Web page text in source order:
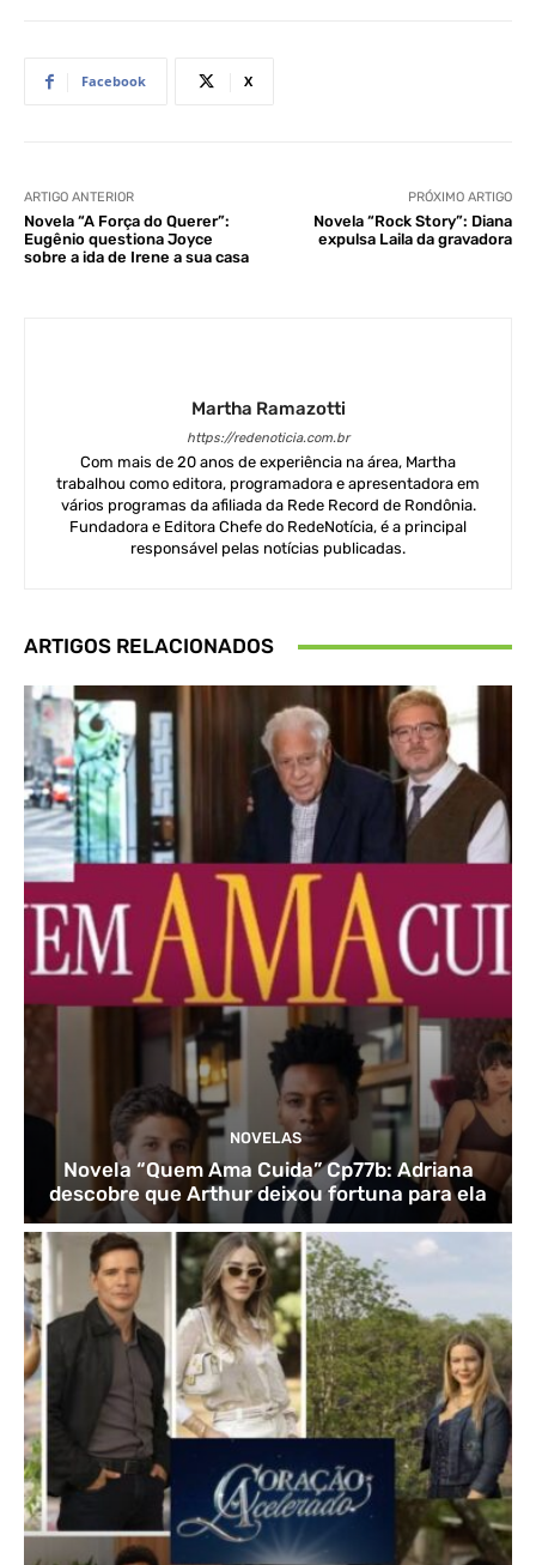
Facebook X
ARTIGO ANTERIOR
Novela “A Força do Querer”:
Eugênio questiona Joyce
sobre a ida de Irene a sua casa
PRÓXIMO ARTIGO
Novela “Rock Story”: Diana
expulsa Laila da gravadora
Martha Ramazotti
https://redenoticia.com.br
Com mais de 20 anos de experiência na área, Martha
trabalhou como editora, programadora e apresentadora em
vários programas da afiliada da Rede Record de Rondônia.
Fundadora e Editora Chefe do RedeNotícia, é a principal
responsável pelas notícias publicadas.
ARTIGOS RELACIONADOS
NOVELAS
Novela “Quem Ama Cuida” Cp77b: Adriana
descobre que Arthur deixou fortuna para ela